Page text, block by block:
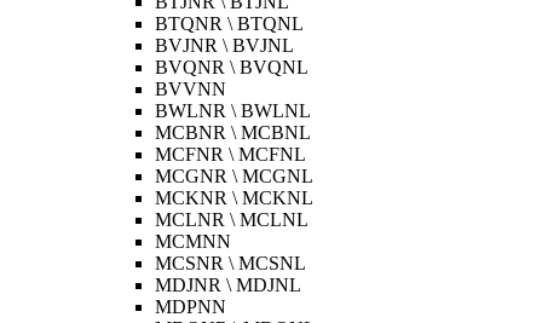
BTQNR \ BTQNL
BVJNR \ BVJNL
BVQNR \ BVQNL
BVVNN
BWLNR \ BWLNL
MCBNR \ MCBNL
MCFNR \ MCFNL
MCGNR \ MCGNL
MCKNR \ MCKNL
MCLNR \ MCLNL
MCMNN
MCSNR \ MCSNL
MDJNR \ MDJNL
MDPNN